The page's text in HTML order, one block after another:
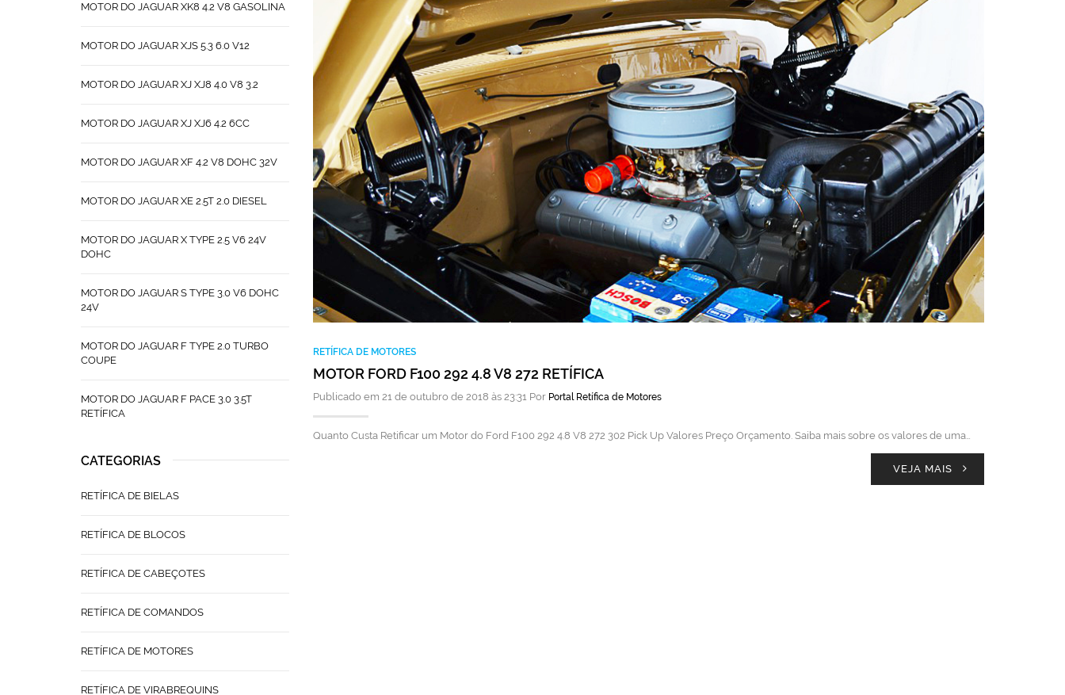
RETÍFICA DE MOTORES
MOTOR FORD F100 292 4.8 V8 272 RETÍFICA
Publicado em 21 de outubro de 2018 às 23:31 Por Portal Retífica de Motores
Quanto Custa Retificar um Motor do Ford F100 292 4.8 V8 272 302 Pick Up Valores Preço Orçamento. Saiba mais sobre os valores de uma…
VEJA MAIS
MOTOR DO JAGUAR XK8 4.2 V8 GASOLINA
MOTOR DO JAGUAR XJS 5.3 6.0 V12
MOTOR DO JAGUAR XJ XJ8 4.0 V8 3.2
MOTOR DO JAGUAR XJ XJ6 4.2 6CC
MOTOR DO JAGUAR XF 4.2 V8 DOHC 32V
MOTOR DO JAGUAR XE 2.5T 2.0 DIESEL
MOTOR DO JAGUAR X TYPE 2.5 V6 24V
DOHC
MOTOR DO JAGUAR S TYPE 3.0 V6 DOHC
24V
MOTOR DO JAGUAR F TYPE 2.0 TURBO
COUPE
MOTOR DO JAGUAR F PACE 3.0 3.5T
RETÍFICA
CATEGORIAS
RETÍFICA DE BIELAS
RETÍFICA DE BLOCOS
RETÍFICA DE CABEÇOTES
RETÍFICA DE COMANDOS
RETÍFICA DE MOTORES
RETÍFICA DE VIRABREQUINS